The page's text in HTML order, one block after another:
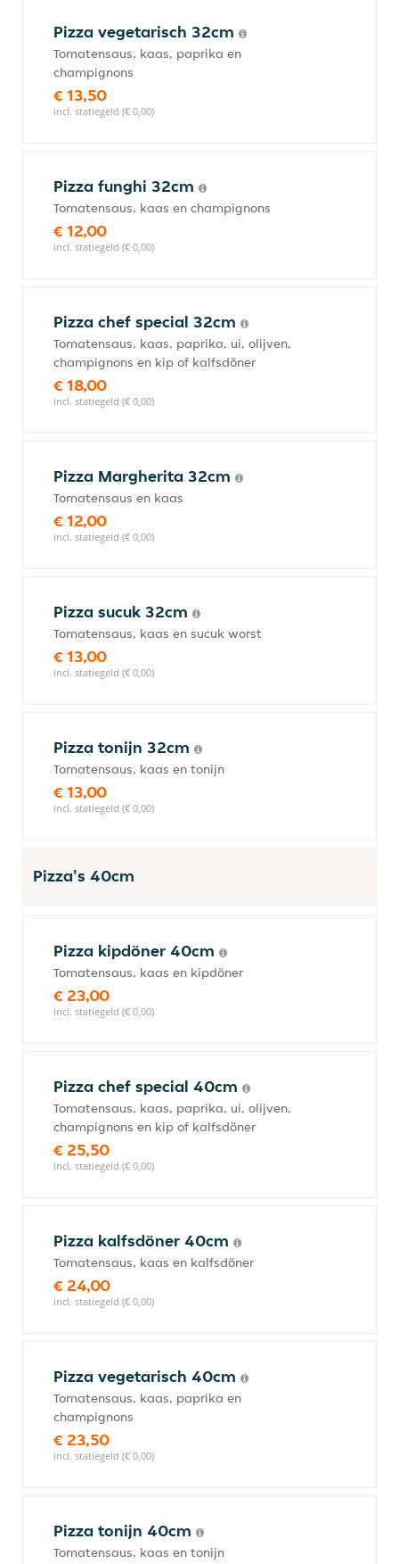
Pizza vegetarisch 32cm
Tomatensaus, kaas, paprika en
champignons
€ 13,50
incl. statiegeld (€ 0,00)
Pizza funghi 32cm
Tomatensaus, kaas en champignons
€ 12,00
incl. statiegeld (€ 0,00)
Pizza chef special 32cm
Tomatensaus, kaas, paprika, ui, olijven,
champignons en kip of kalfsdöner
€ 18,00
incl. statiegeld (€ 0,00)
Pizza Margherita 32cm
Tomatensaus en kaas
€ 12,00
incl. statiegeld (€ 0,00)
Pizza sucuk 32cm
Tomatensaus, kaas en sucuk worst
€ 13,00
incl. statiegeld (€ 0,00)
Pizza tonijn 32cm
Tomatensaus, kaas en tonijn
€ 13,00
incl. statiegeld (€ 0,00)
Pizza's 40cm
Pizza kipdöner 40cm
Tomatensaus, kaas en kipdöner
€ 23,00
incl. statiegeld (€ 0,00)
Pizza chef special 40cm
Tomatensaus, kaas, paprika, ui, olijven,
champignons en kip of kalfsdöner
€ 25,50
incl. statiegeld (€ 0,00)
Pizza kalfsdöner 40cm
Tomatensaus, kaas en kalfsdöner
€ 24,00
incl. statiegeld (€ 0,00)
Pizza vegetarisch 40cm
Tomatensaus, kaas, paprika en
champignons
€ 23,50
incl. statiegeld (€ 0,00)
Pizza tonijn 40cm
Tomatensaus, kaas en tonijn